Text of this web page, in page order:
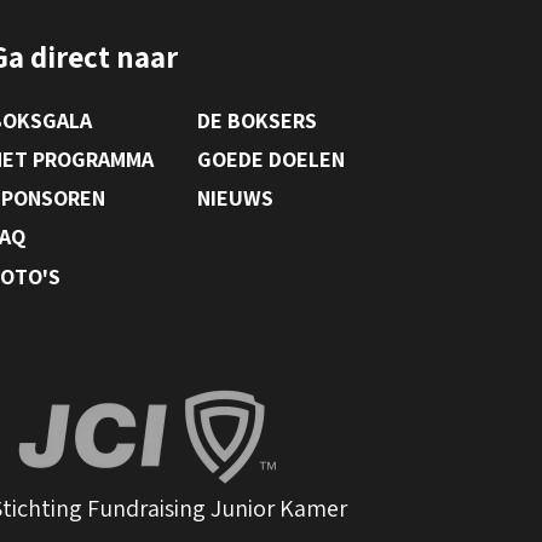
direct naar
PROGRAMMA
DE BOKSERS
GOEDE DOELEN
NIEUWS
Fundraising Junior Kamer